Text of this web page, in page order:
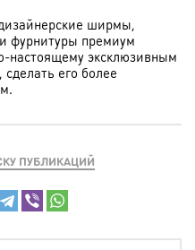
ширмы,
фурнитуры премиум
настоящему эксклюзивным
его более
ПУБЛИКАЦИЙ